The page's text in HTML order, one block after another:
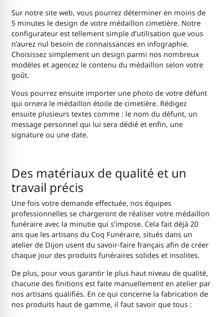
Sur notre site web, vous pourrez déterminer en moins de
5 minutes le design de votre médaillon cimetière. Notre
configurateur est tellement simple d’utilisation que vous
n’aurez nul besoin de connaissances en infographie.
Choisissez simplement un design parmi nos nombreux
modèles et agencez le contenu du médaillon selon votre
goût.
Vous pourrez ensuite importer une photo de votre défunt
qui ornera le médaillon étoile de cimetière. Rédigez
ensuite plusieurs textes comme : le nom du défunt, un
message personnel qui lui sera dédié et enfin, une
signature ou une date.
Des matériaux de qualité et un
travail précis
Une fois votre demande effectuée, nos équipes
professionnelles se chargeront de réaliser votre médaillon
funéraire avec la minutie qui s’impose. Cela fait déjà 20
ans que les artisans du Coq Funéraire, situés dans un
atelier de Dijon usent du savoir-faire français afin de créer
chaque jour des produits funéraires solides et insolites.
De plus, pour vous garantir le plus haut niveau de qualité,
chacune des finitions est faite manuellement en atelier par
nos artisans qualifiés. En ce qui concerne la fabrication de
nos produits haut de gamme, il faut savoir que tous :